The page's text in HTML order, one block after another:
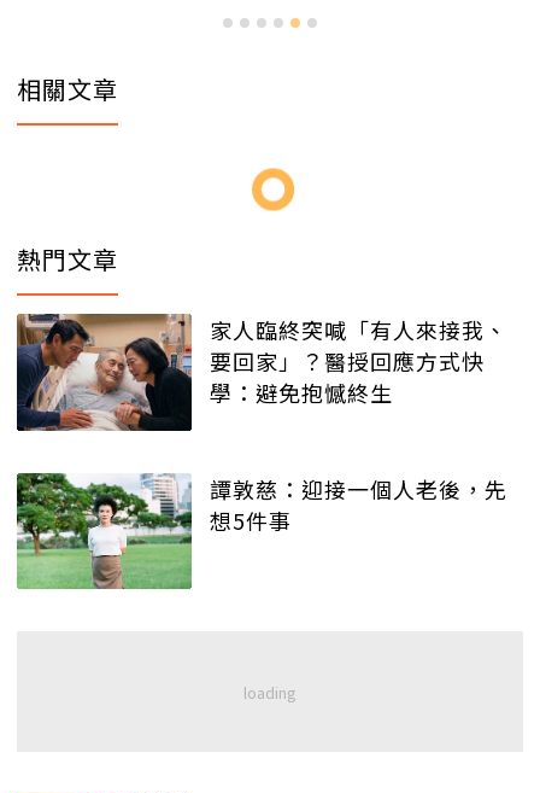
相關文章
熱門文章
家人臨終突喊「有人來接我、
要回家」？醫授回應方式快
學：避免抱憾終生
譚敦慈：迎接一個人老後，先
想5件事